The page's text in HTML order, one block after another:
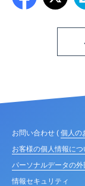
お問い合わせ ( 個人の
お客様の個人情報につ
パーソナルデータの
情報セキュリティ